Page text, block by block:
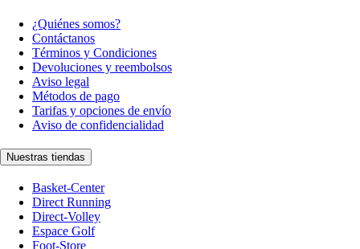
¿Quiénes somos?
Contáctanos
Términos y Condiciones
Devoluciones y reembolsos
Aviso legal
Métodos de pago
Tarifas y opciones de envío
Aviso de confidencialidad
Nuestras tiendas
Basket-Center
Direct Running
Direct-Volley
Espace Golf
Foot-Store